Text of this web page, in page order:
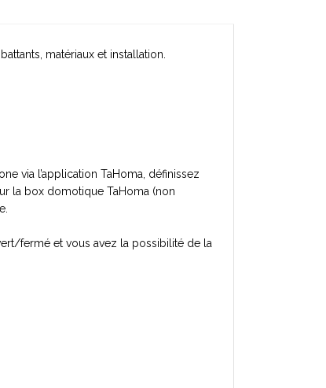
matériaux et installation.
via l’application TaHoma, définissez
la box domotique TaHoma (non
fermé et vous avez la possibilité de la